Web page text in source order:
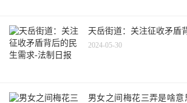
天岳街道：关注征收矛盾
2024-05-30
男女之间梅花三弄是啥